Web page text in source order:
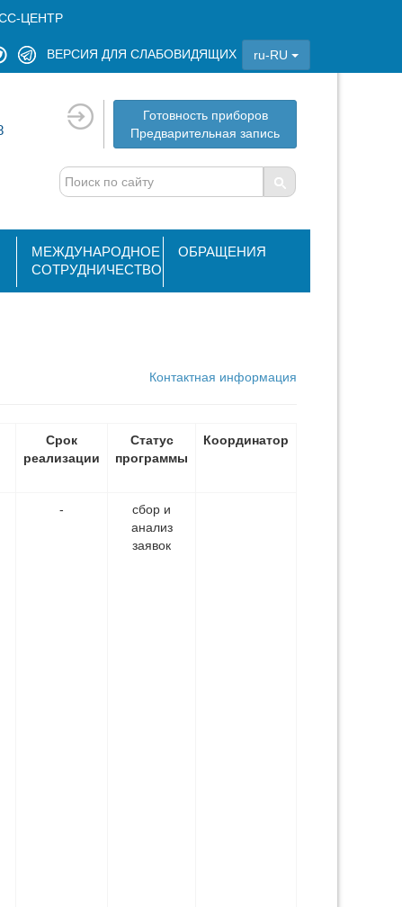
ЦЕНТР
ВЕРСИЯ ДЛЯ СЛАБОВИДЯЩИХ ru-RU
Готовность приборов
Предварительная запись
МЕЖДУНАРОДНОЕ
СОТРУДНИЧЕСТВО
ОБРАЩЕНИЯ
Контактная информация
Срок
реализации
Статус
программы
Координатор
-
сбор и
анализ
заявок